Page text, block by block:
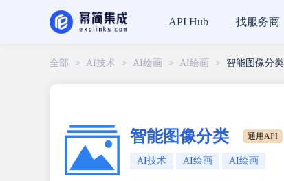
全部 > AI技术 > AI绘画 > AI绘画 > 智能图像分类
智能图像分类 通用API
AI技术 AI绘画 AI绘画
API Hub 找服务商